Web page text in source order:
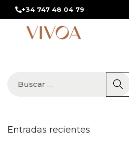
+34 747 48 04 79
Entradas recientes